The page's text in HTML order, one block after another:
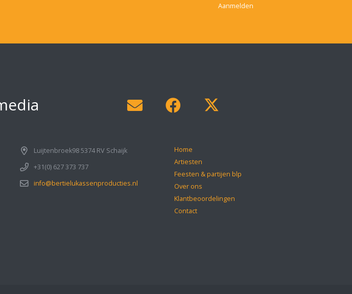
Aanmelden
Luijtenbroek98 5374 RV Schaijk
+31(0) 627 373 737
info@bertielukassenproducties.nl
Home
Artiesten
Feesten & partijen blp
Over ons
Klantbeoordelingen
Contact